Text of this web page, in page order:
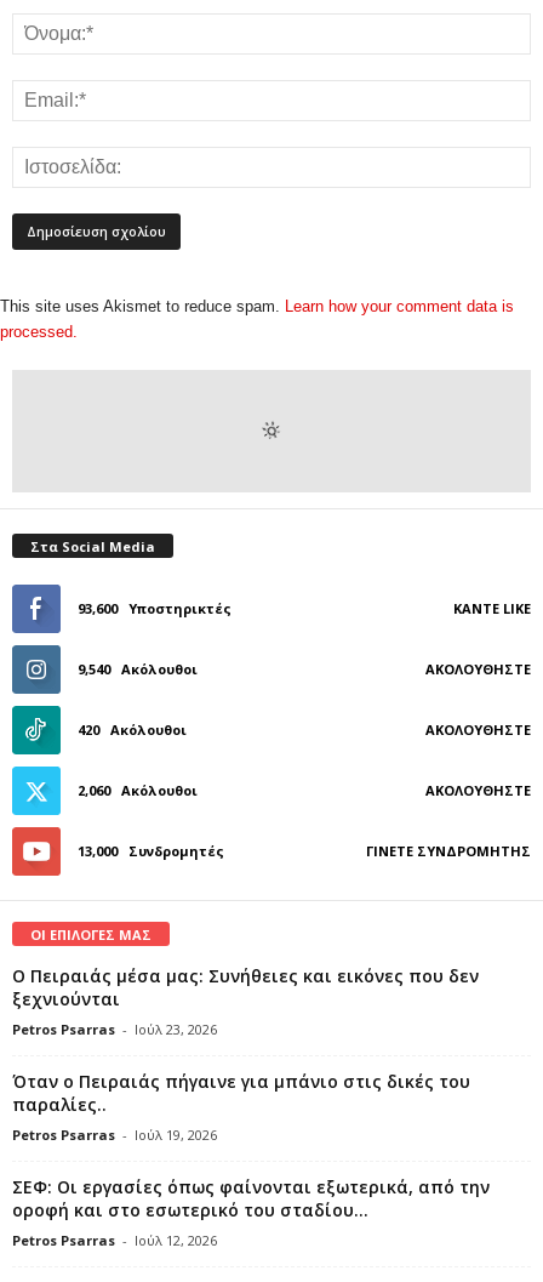
This site uses Akismet to reduce spam. Learn how your comment data is
processed.
Στα Social Media
93,600 Υποστηρικτές ΚΆΝΤΕ LIKE
9,540 Ακόλουθοι ΑΚΟΛΟΥΘΉΣΤΕ
420 Ακόλουθοι ΑΚΟΛΟΥΘΉΣΤΕ
2,060 Ακόλουθοι ΑΚΟΛΟΥΘΉΣΤΕ
13,000 Συνδρομητές ΓΊΝΕΤΕ ΣΥΝΔΡΟΜΗΤΉΣ
ΟΙ ΕΠΙΛΟΓΕΣ ΜΑΣ
Ο Πειραιάς μέσα μας: Συνήθειες και εικόνες που δεν
ξεχνιούνται
Petros Psarras - Ιούλ 23, 2026
Όταν ο Πειραιάς πήγαινε για μπάνιο στις δικές του
παραλίες..
Petros Psarras - Ιούλ 19, 2026
ΣΕΦ: Οι εργασίες όπως φαίνονται εξωτερικά, από την
οροφή και στο εσωτερικό του σταδίου...
Petros Psarras - Ιούλ 12, 2026